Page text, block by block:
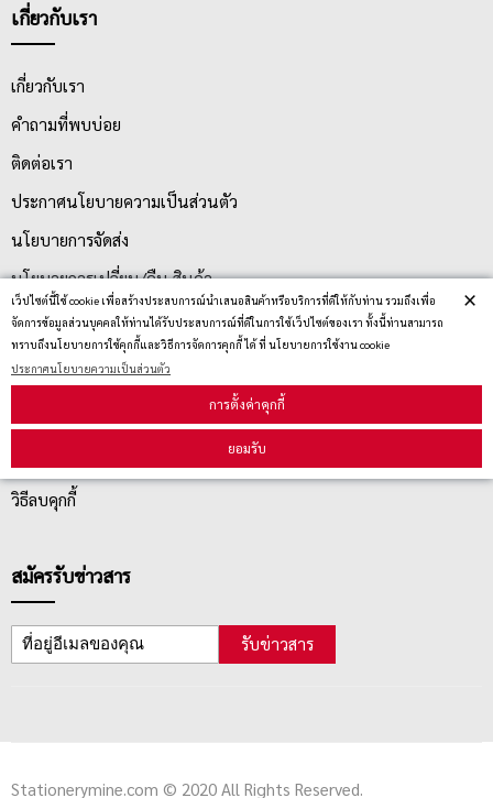
เว็ปไซต์นี้ใช้ cookie เพื่อสร้างประสบการณ์นำเสนอสินค้าหรือบริการที่ดีให้กับท่าน รวมถึงเพื่อ
จัดการข้อมูลส่วนบุคคลให้ท่านได้รับประสบการณ์ที่ดีในการใช้เว็ปไซต์ของเรา ทั้งนี้ท่านสามารถ
ทราบถึงนโยบายการใช้คุกกี้และวิธีการจัดการคุกกี้ ได้ ที่ นโยบายการใช้งาน cookie
ประกาศนโยบายความเป็นส่วนตัว
การตั้งค่าคุกกี้
ยอมรับ
×
เกี่ยวกับเรา
เกี่ยวกับเรา
คำถามที่พบบ่อย
ติดต่อเรา
ประกาศนโยบายความเป็นส่วนตัว
นโยบายการจัดส่ง
นโยบายการเปลี่ยน/คืน สินค้า
บริการลูกค้า
ตรวจสอบสถานะสินค้า
วิธีลบคุกกี้
สมัครรับข่าวสาร
รับข่าวสาร
Stationerymine.com © 2020 All Rights Reserved.